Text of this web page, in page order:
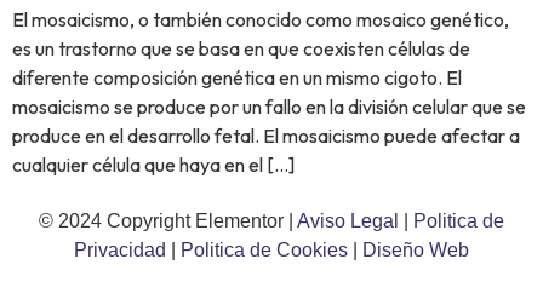
El mosaicismo, o también conocido como mosaico genético,
es un trastorno que se basa en que coexisten células de
diferente composición genética en un mismo cigoto. El
mosaicismo se produce por un fallo en la división celular que se
produce en el desarrollo fetal. El mosaicismo puede afectar a
cualquier célula que haya en el […]
© 2024 Copyright Elementor | Aviso Legal
Politica de
Privacidad
Politica de Cookies Diseño Web